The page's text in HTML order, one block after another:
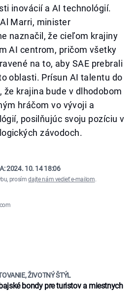
inovácií a AI technológií.
Marri, minister
naznačil, že cieľom krajiny
AI centrom, pričom všetky
na to, aby SAE prebrali
oblasti. Prísun AI talentu do
že krajina bude v dlhodobom
hráčom vo vývoji a
posilňujúc svoju pozíciu v
závodoch.
2024. 10. 14 18:06
prosímdajte nám vedieť e-mailom.
ŽIVOTNÝ ŠTÝL
bondy pre turistov a miestnych